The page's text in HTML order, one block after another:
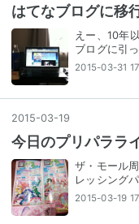
はてなブログに移
えー、10年
ブログに引
2015-03-31
2015-03-19
今日のプリパララ
ザ・モール
レッシング
2015-03-19